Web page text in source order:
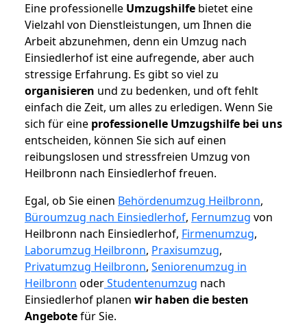
Eine professionelle Umzugshilfe bietet eine
Vielzahl von Dienstleistungen, um Ihnen die
Arbeit abzunehmen, denn ein Umzug nach
Einsiedlerhof ist eine aufregende, aber auch
stressige Erfahrung. Es gibt so viel zu
organisieren und zu bedenken, und oft fehlt
einfach die Zeit, um alles zu erledigen. Wenn Sie
sich für eine professionelle Umzugshilfe bei uns
entscheiden, können Sie sich auf einen
reibungslosen und stressfreien Umzug von
Heilbronn nach Einsiedlerhof freuen.
Egal, ob Sie einen Behördenumzug Heilbronn,
Büroumzug nach Einsiedlerhof, Fernumzug von
Heilbronn nach Einsiedlerhof, Firmenumzug,
Laborumzug Heilbronn, Praxisumzug,
Privatumzug Heilbronn, Seniorenumzug in
Heilbronn oderStudentenumzug nach
Einsiedlerhof planen wir haben die besten
Angebotefür Sie.